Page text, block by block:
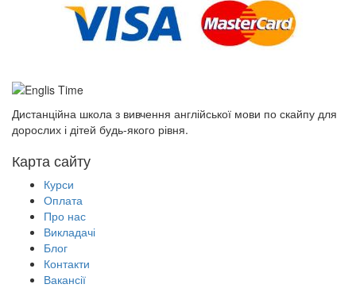
Дистанційна школа з вивчення англійської мови по скайпу для
дорослих і дітей будь-якого рівня.
Карта сайту
Курси
Оплата
Про нас
Викладачі
Блог
Контакти
Вакансії